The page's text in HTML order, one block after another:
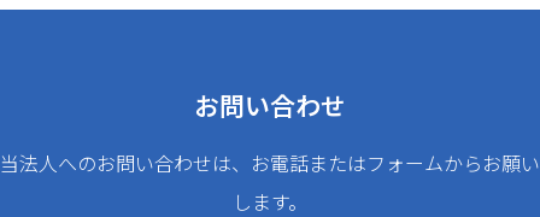
お問い合わせ
当法人へのお問い合わせは、お電話またはフォームからお願い
します。